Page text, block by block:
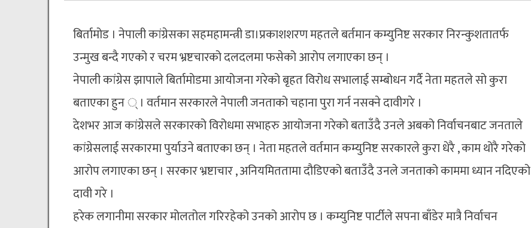
बिर्तामोड । नेपाली कांग्रेसका सहमहामन्त्री डा।प्रकाशशरण महतले बर्तमान कम्युनिष्ट सरकार निरन्कुशतातर्फ
उन्मुख बन्दै गएको र चरम भ्रष्टचारको दलदलमा फसेको आरोप लगाएका छन् ।
नेपाली कांग्रेस झापाले बिर्तामोडमा आयोजना गरेको बृहत विरोध सभालाई सम्बोधन गर्दै नेता महतले सो कुरा
बताएका हुन ् । वर्तमान सरकारले नेपाली जनताको चहाना पुरा गर्न नसक्ने दावीगरे ।
देशभर आज कांग्रेसले सरकारको विरोधमा सभाहरु आयोजना गरेको बताउँदै उनले अबको निर्वाचनबाट जनताले
कांग्रेसलाई सरकारमा पुर्याउने बताएका छन् । नेता महतले वर्तमान कम्युनिष्ट सरकारले कुरा धेरै , काम थोरै गरेको
आरोप लगाएका छन् । सरकार भ्रष्टाचार , अनियमिततामा दौडिएको बताउँदै उनले जनताको काममा ध्यान नदिएको
दावी गरे ।
हरेक लगानीमा सरकार मोलतोल गरिरहेको उनको आरोप छ । कम्युनिष्ट पार्टीले सपना बाँडेर मात्रै निर्वाचन